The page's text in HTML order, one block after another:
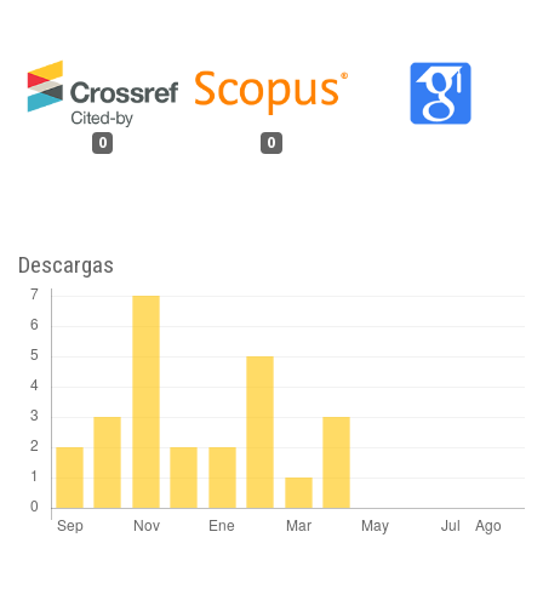
0 0
Descargas